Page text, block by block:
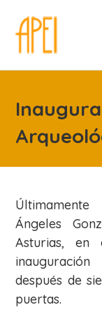
Ángeles
Asturias,
después de
puertas.